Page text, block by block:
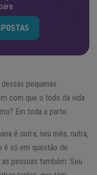
pequenas
com que o todo da vida
Em toda a parte.
é outra, seu mês, outra,
é só em questão de
pessoas também: Seu